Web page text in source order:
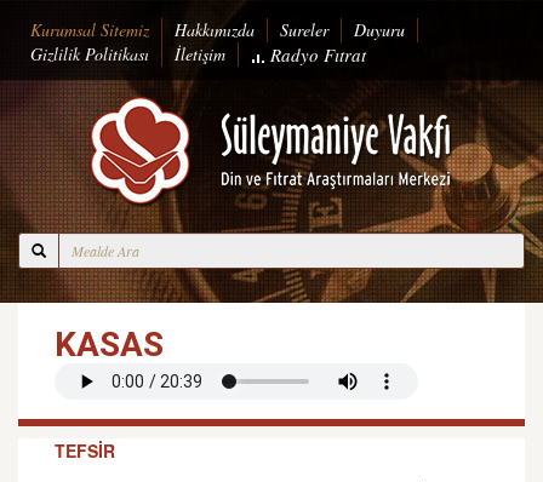
Kurumsal Sitemiz Hakkımızda Sureler
Duyuru
Gizlilik Politikası
İletişim Radyo Fıtrat
KASAS
TEFSİR